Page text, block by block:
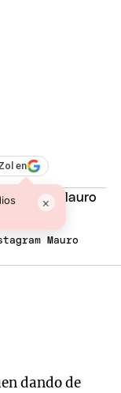
en
×
Mauro
dando de